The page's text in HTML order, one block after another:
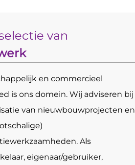
van
en commercieel
is ons domein. Wij adviseren bij
van nieuwbouwprojecten en
Als
eigenaar/gebruiker,